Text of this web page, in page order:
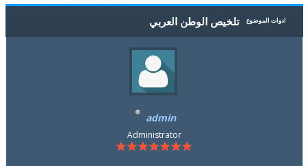
ادوات الموضوع تلخيص الوطن العربي
admin
Administrator